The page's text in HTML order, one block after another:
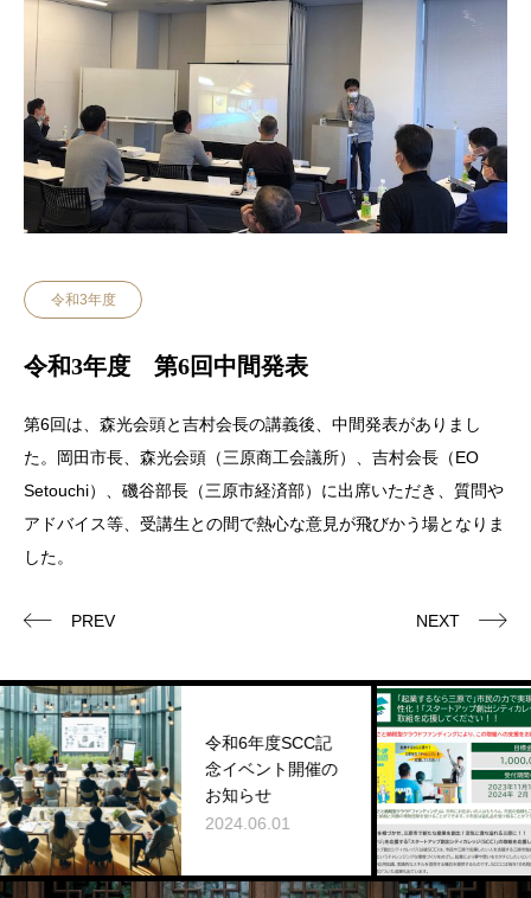
令和3年度
令和3年度 第6回中間発表
第6回は、森光会頭と吉村会長の講義後、中間発表がありまし
た。岡田市長、森光会頭（三原商工会議所）、吉村会長（EO
Setouchi）、磯谷部長（三原市経済部）に出席いただき、質問や
アドバイス等、受講生との間で熱心な意見が飛びかう場となりま
した。
PREV NEXT
令和6年度SCC記
念イベント開催の
お知らせ
2024.06.01
三
ク
ィ